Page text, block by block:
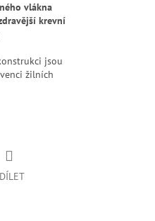
vlákna
krevní
jsou
žilních